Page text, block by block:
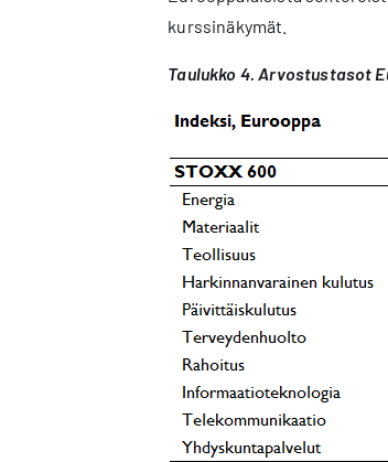
kurssinäkymät.
Taulukko 4. Arvostustasot